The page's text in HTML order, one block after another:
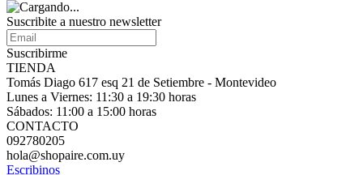
Suscribite a nuestro newsletter
Suscribirme
TIENDA
Tomás Diago 617 esq 21 de Setiembre - Montevideo
Lunes a Viernes: 11:30 a 19:30 horas
Sábados: 11:00 a 15:00 horas
CONTACTO
092780205
hola@shopaire.com.uy
Escribinos